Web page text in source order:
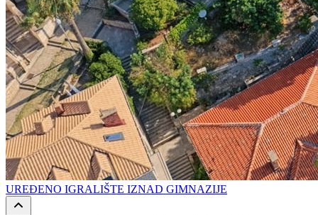
UREĐENO IGRALIŠTE IZNAD GIMNAZIJE